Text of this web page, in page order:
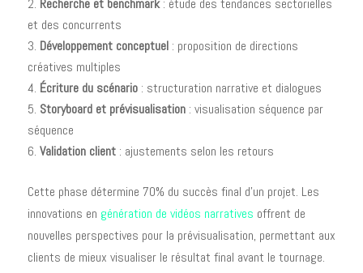
Recherche et benchmark: étude des tendances sectorielles
et des concurrents
Développement conceptuel: proposition de directions
créatives multiples
Écriture du scénario: structuration narrative et dialogues
Storyboard et prévisualisation: visualisation séquence par
séquence
Validation client: ajustements selon les retours
Cette phase détermine 70% du succès final d'un projet. Les
innovations en génération de vidéos narratives offrent de
nouvelles perspectives pour la prévisualisation, permettant aux
clients de mieux visualiser le résultat final avant le tournage.